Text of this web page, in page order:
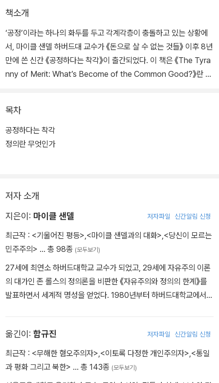
책소개
‘공정’이라는 하나의 화두를 두고 각계각층이 충돌하고 있는 상황에
서, 마이클 샌델 하버드대 교수가 《돈으로 살 수 없는 것들》 이후 8년
만에 쓴 신간 《공정하다는 착각》이 출간되었다. 이 책은 《The Tyra
nny of Merit: What’s Become of the Common Good?》란 원
직역하면 ‘능력주의의 폭정: 과연 무엇이 공동선을 만드나?’다. 샌델
은 이 책을 통해 “우리가 ‘노력하면 성공할 수 있다’고 너무나도 당연
는 건지 진지하게 되짚어본다.
산, 동성 결혼, 과거사 공개 사과 등 현대 사회에서 우리가 흔히 부딪
히는 문제를 통해 ‘무엇이 정의로운가’에 대한 해답을 탐구했다. 이 책
은 탁월한 정치 철학자들이 남긴 시대를 초월한 철학적인 질문을 알
기 쉽게 소개한다.
에 관한 자신만의 견해를 정립하고 논리 기반을 굳건하게 다지는 토
대를 제공한다. 이 책은 현대 사회의 문제를 진단하고 새로운 대안을
찾아내는 정치 철학자들의 지적 탐색 과정을 보여준다.
목차
공정하다는 착각
정의란 무엇인가
저자 소개
지은이: 마이클 샌델 저자파일 신간알림 신청
최근작 : <기울어진 평등>,<마이클 샌델과의 대화>,<당신이 모르는
민주주의> … 총 98종 (모두보기)
27세에 최연소 하버드대학교 교수가 되었고, 29세에 자유주의 이론
의 대가인 존 롤스의 정의론을 비판한 《자유주의와 정의의 한계》를
발표하면서 세계적 명성을 얻었다. 1980년부터 하버드대학교에서
C정치철학 토론 프로그램 〈The Global Philosopher〉 시리즈는
‘철학적 아이디어의 이면을 탐구한다’는 주제로, 세계 각국의 석학들
이 참여하고 있다. 대표 저서로는 30개국 언어로 번역된 전세계 베스
옮긴이: 함규진 저자파일 신간알림 신청
최근작 : <무해한 혐오주의자>,<이토록 다정한 개인주의자>,<통일
과 평화 그리고 북한> … 총 143종 (모두보기)